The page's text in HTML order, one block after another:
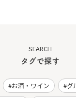
SEARCH
タグで探す
お酒・ワイン
グ